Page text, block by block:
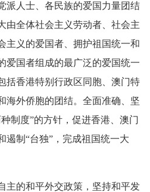
派人士、各民族的爱国力量团结
由全体社会主义劳动者、社会主
主义的爱国者、拥护祖国统一和
爱国者组成的最广泛的爱国统一
括香港特别行政区同胞、澳门特
海外侨胞的团结。全面准确、坚
制度”的方针，促进香港、澳门
遏制“台独”，完成祖国统一大
的和平外交政策，坚持和平发